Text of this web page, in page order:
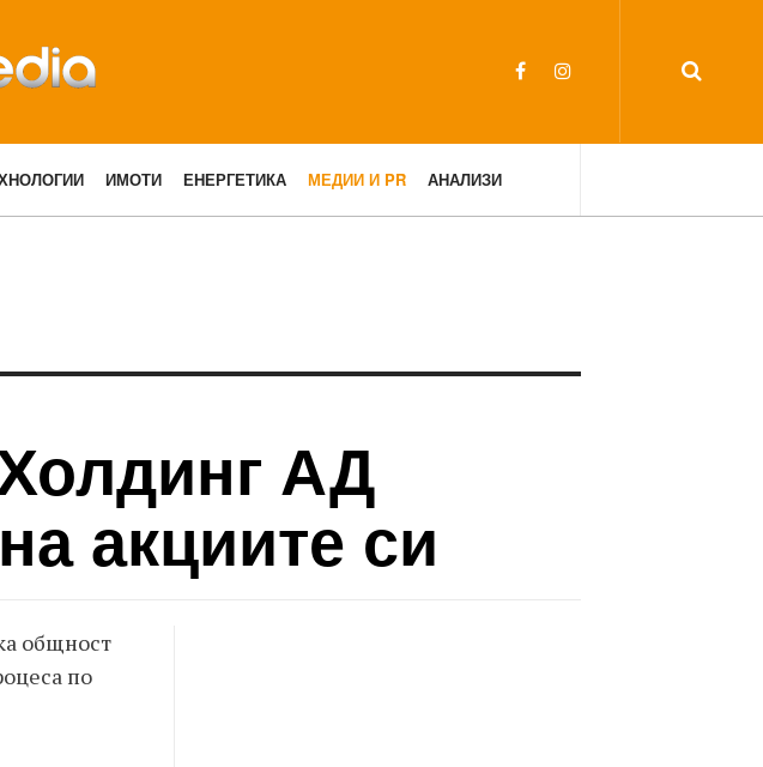
ИМОТИ ЕНЕРГЕТИКА МЕДИИ И PR АНАЛИЗИ
АД
акциите си
общност
по